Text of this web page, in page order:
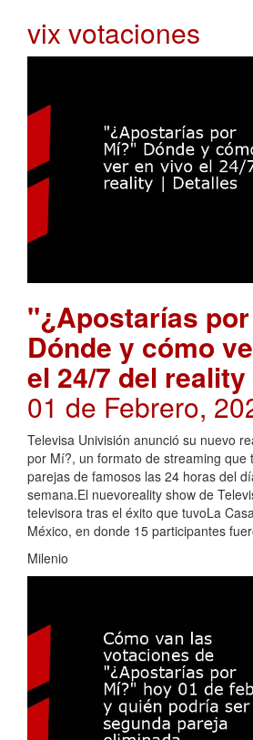
vix votaciones
"¿Apostarías
Dónde y cómo
el 24/7 del
01 de Febrero,
Televisa Univisión anunció su nuevo
por Mí?, un formato de streaming que
parejas de famosos las 24 horas del
semana.El nuevoreality show de
televisora tras el éxito que tuvoLa
México, en donde 15 participantes
Milenio